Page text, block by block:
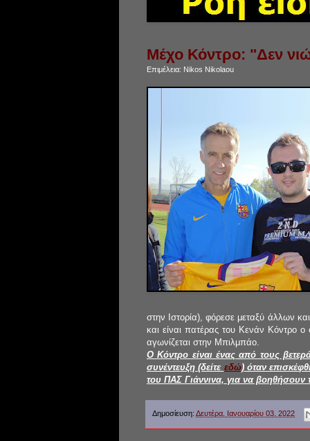
Μέχο Κόντρο: "Δεν
Επιμέλεια: Nikos Nikolaou
στην Ιστορία), φόρεσε μεταξύ άλλων
και είναι πατέρας του Κενάν Κόντρο ο
αγωνίζεται στην Μπιλμπάο.
Ο Κόντρο είναι ένας από τους
συνέντευξη (δείτε εδώ) όταν
του ΠΑΣ Γιάννινα, για να βοηθήσουν
Δημοσίευση: Δευτέρα, Ιανουαρίου 03, 2022